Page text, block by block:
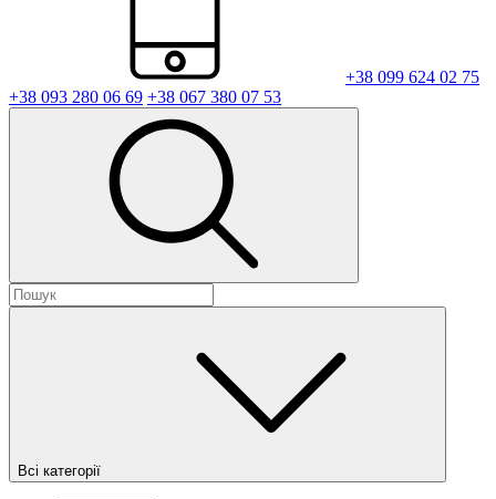
+38 099 624 02 75
+38 093 280 06 69 +38 067 380 07 53
Всі категорії